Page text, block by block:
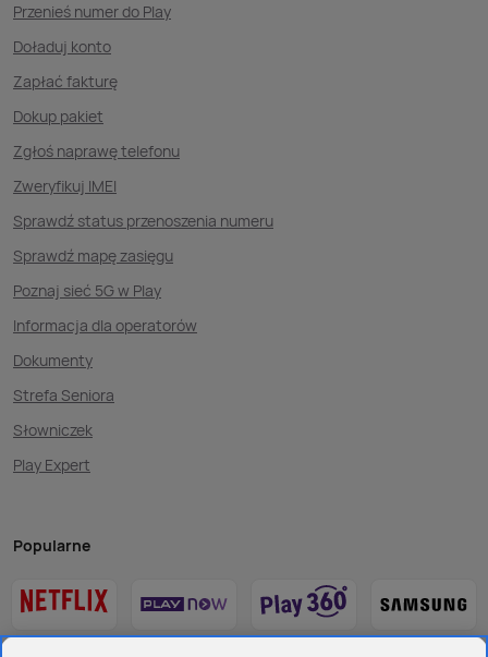
Przenieś numer do Play
Doładuj konto
Zapłać fakturę
Dokup pakiet
Zgłoś naprawę telefonu
Zweryfikuj IMEI
Sprawdź status przenoszenia numeru
Sprawdź mapę zasięgu
Poznaj sieć 5G w Play
Informacja dla operatorów
Dokumenty
Strefa Seniora
Słowniczek
Play Expert
Popularne